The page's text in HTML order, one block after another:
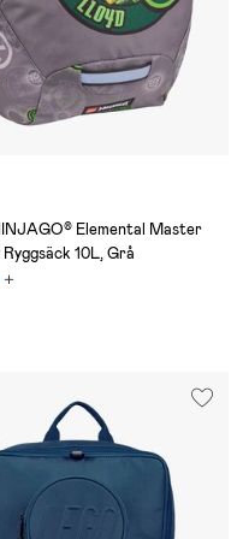
Elemental Master
10L, Grå